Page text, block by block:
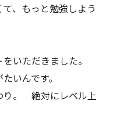
、もっと勉強しよう
をいただきました。
いんです。
り。 絶対にレベル上